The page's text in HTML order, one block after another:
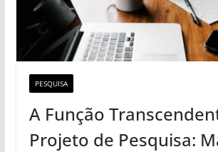
PESQUISA
A Função
Projeto de Pesquisa: